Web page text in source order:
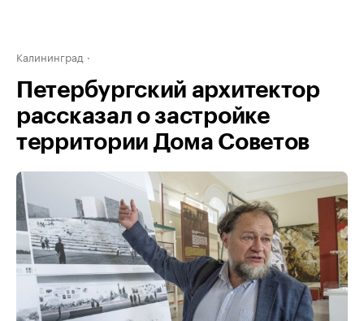
Калининград
Петербургский архитектор
рассказал о застройке
территории Дома Советов